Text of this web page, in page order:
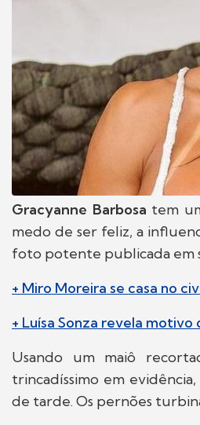
Gracyanne Barbosa tem
medo de ser feliz, a
foto potente publicada em
+ Miro Moreira se casa no
+ Luísa Sonza revela
Usando um maiô
trincadíssimo em
de tarde. Os pernões